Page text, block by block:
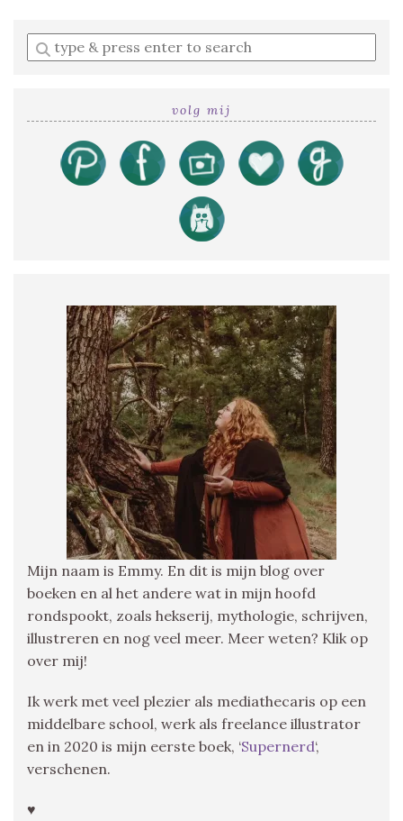
Enter
a
volg mij
Mijn naam is Emmy. En dit is mijn blog over
boeken en al het andere wat in mijn hoofd
rondspookt, zoals hekserij, mythologie, schrijven,
illustreren en nog veel meer. Meer weten? Klik op
over mij!
Ik werk met veel plezier als mediathecaris op een
middelbare school, werk als freelance illustrator
en in 2020 is mijn eerste boek, ‘Supernerd‘,
verschenen.
♥